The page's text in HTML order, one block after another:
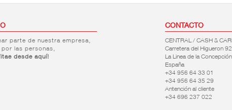
parte de nuestra empresa,
las personas,
desde aquí!
CONTACTO
CENTRAL / CASH &
Carretera del Higueron
La Linea de la Concepción
España
+34 956 64 33 01
+34 956 64 35 29
Antención al cliente
+34 696 237 022